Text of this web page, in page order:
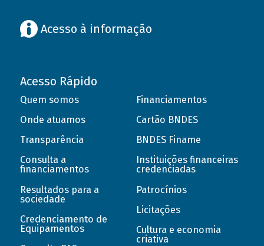
Acesso à informação
Acesso Rápido
Quem somos
Onde atuamos
Transparência
Consulta a
financiamentos
Resultados para a
sociedade
Credenciamento de
Equipamentos
Financiamentos
Cartão BNDES
BNDES Finame
Instituições financeiras
credenciadas
Patrocínios
Licitações
Cultura e economia
criativa